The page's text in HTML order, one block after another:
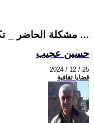
مشكلة الحاضر _ تكملة ...
حسين عجيب
2024 / 12 / 25
قضايا ثقافية